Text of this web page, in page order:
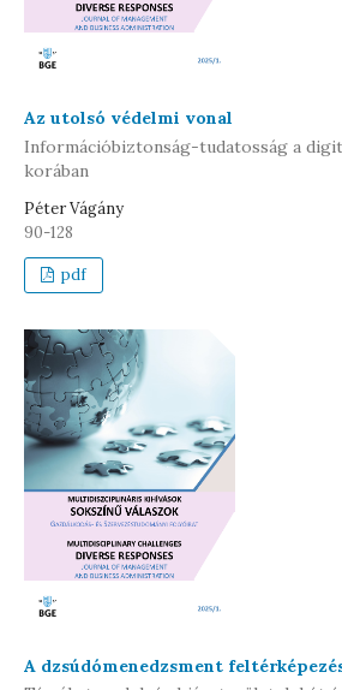
Az utolsó védelmi vonal
Információbiztonság-tudatosság a
korában
Péter Vágány
90-128
pdf
A dzsúdómenedzsment